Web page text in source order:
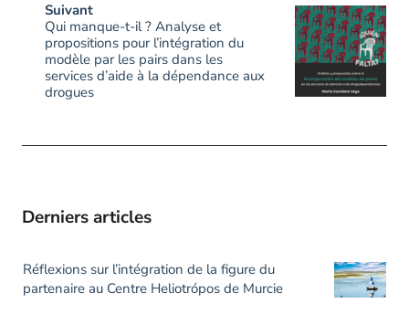
Suivant
Qui manque-t-il ? Analyse et
propositions pour l’intégration du
modèle par les pairs dans les
services d’aide à la dépendance aux
drogues
Derniers articles
Réflexions sur l’intégration de la figure du
partenaire au Centre Heliotrópos de Murcie